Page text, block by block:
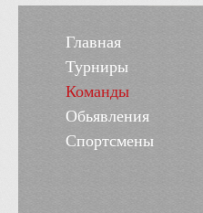
Главная
Турниры
Команды
Обьявления
Спортсмены